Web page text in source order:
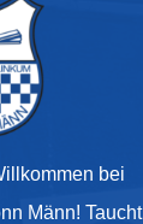
bei
Männ! Taucht